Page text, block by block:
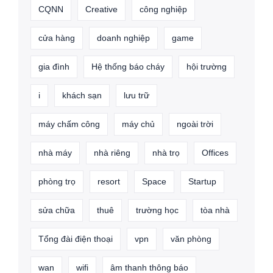
CQNN Creative công nghiệp
cửa hàng doanh nghiệp game
gia đình Hệ thống báo cháy hội trường
i khách sạn lưu trữ
máy chấm công máy chủ ngoài trời
nhà máy nhà riêng nhà trọ Offices
phòng trọ resort Space Startup
sửa chữa thuê trường học tòa nhà
Tổng đài điện thoại vpn văn phòng
wan wifi âm thanh thông báo